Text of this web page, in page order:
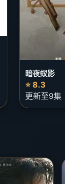
暗夜蚁影
⭐ 8.3
更新至9集